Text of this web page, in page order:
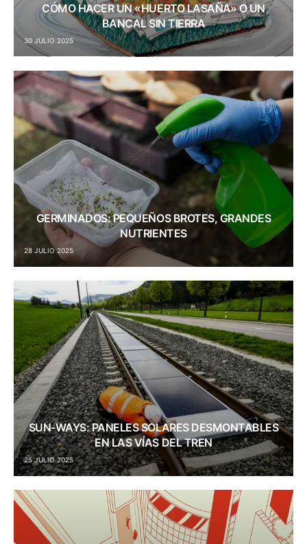
CÓMO HACER UN «HUERTO LASAÑA» O UN
BANCAL SIN TIERRA
30 JULIO 2025
GERMINADOS: PEQUEÑOS BROTES, GRANDES
NUTRIENTES
28 JULIO 2025
SUN-WAYS: PANELES SOLARES DESMONTABLES
EN LAS VÍAS DEL TREN
25 JULIO 2025